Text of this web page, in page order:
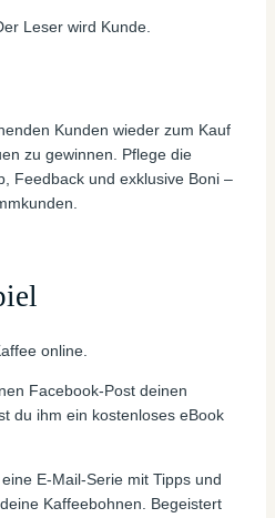
Leser wird Kunde.
Kunden wieder zum Kauf
zu gewinnen. Pflege die
Feedback und exklusive Boni –
online.
Facebook-Post deinen
du ihm ein kostenloses eBook
E-Mail-Serie mit Tipps und
Kaffeebohnen. Begeistert